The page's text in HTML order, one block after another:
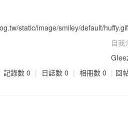
static/image/smiley/default/huffy.gif
自我
記錄數 0 | 日誌數 0 | 相冊數 0 | 回